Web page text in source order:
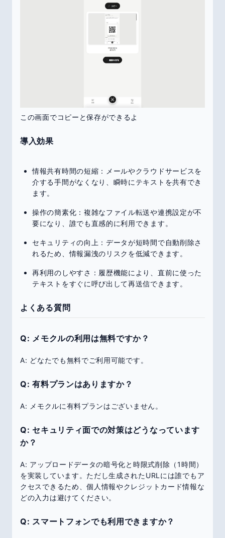
この画面でコピーと保存ができるよ
導入効果
情報共有時間の短縮：メールやクラウドサービスを
介する手間がなくなり、瞬時にテキストを共有でき
ます。
操作の簡素化：複雑なファイル転送や連携設定が不
要になり、誰でも直感的に利用できます。
セキュリティの向上：データが短時間で自動削除さ
れるため、情報漏洩のリスクを低減できます。
再利用のしやすさ：履歴機能により、直前に使った
テキストをすぐに呼び出して再送信できます。
よくある質問
Q: メモクルの利用は無料ですか？
A: どなたでも無料でご利用可能です。
Q: 有料プランはありますか？
A: メモクルに有料プランはございません。
Q: セキュリティ面での対策はどうなっています
か？
A: アップロードデータの暗号化と時限式削除（1時間）
を実装しています。ただし生成されたURLには誰でもア
クセスできるため、個人情報やクレジットカード情報な
どの入力は避けてください。
Q: スマートフォンでも利用できますか？